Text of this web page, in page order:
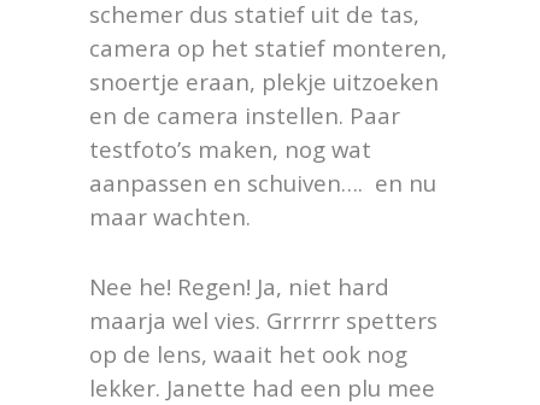
schemer dus statief uit de tas,
camera op het statief monteren,
snoertje eraan, plekje uitzoeken
en de camera instellen. Paar
testfoto’s maken, nog wat
aanpassen en schuiven…. en nu
maar wachten.
Nee he! Regen! Ja, niet hard
maarja wel vies. Grrrrrr spetters
op de lens, waait het ook nog
lekker. Janette had een plu mee